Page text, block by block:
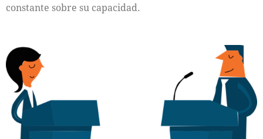
constante sobre su capacidad.